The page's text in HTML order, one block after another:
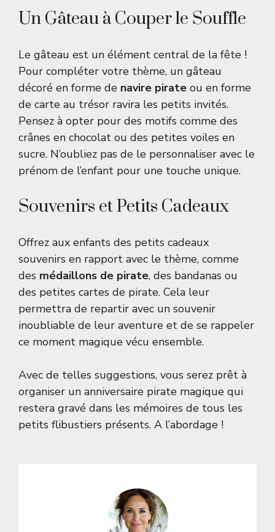
Un Gâteau à Couper le Souffle
Le gâteau est un élément central de la fête !
Pour compléter votre thème, un gâteau
décoré en forme de navire pirate ou en forme
de carte au trésor ravira les petits invités.
Pensez à opter pour des motifs comme des
crânes en chocolat ou des petites voiles en
sucre. N’oubliez pas de le personnaliser avec le
prénom de l’enfant pour une touche unique.
Souvenirs et Petits Cadeaux
Offrez aux enfants des petits cadeaux
souvenirs en rapport avec le thème, comme
des médaillons de pirate, des bandanas ou
des petites cartes de pirate. Cela leur
permettra de repartir avec un souvenir
inoubliable de leur aventure et de se rappeler
ce moment magique vécu ensemble.
Avec de telles suggestions, vous serez prêt à
organiser un anniversaire pirate magique qui
restera gravé dans les mémoires de tous les
petits flibustiers présents. A l’abordage !